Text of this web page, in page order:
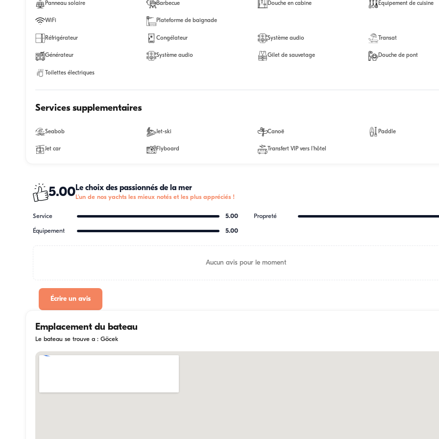
Panneau solaire Barbecue Douche en cabine Équipement de cuisine
WiFi Plateforme de baignade
Réfrigérateur Congélateur Système audio Transat
Générateur Système audio Gilet de sauvetage Douche de pont
Toilettes électriques
Services supplementaires
Seabob Jet-ski Canoë Paddle
Jet car Flyboard Transfert VIP vers l'hôtel
5.00Le choix des passionnés de la mer
L'un de nos yachts les mieux notés et les plus appréciés !
Service 5.00 Propreté
Équipement 5.00
Aucun avis pour le moment
Écrire un avis
Emplacement du bateau
Le bateau se trouve a : Göcek